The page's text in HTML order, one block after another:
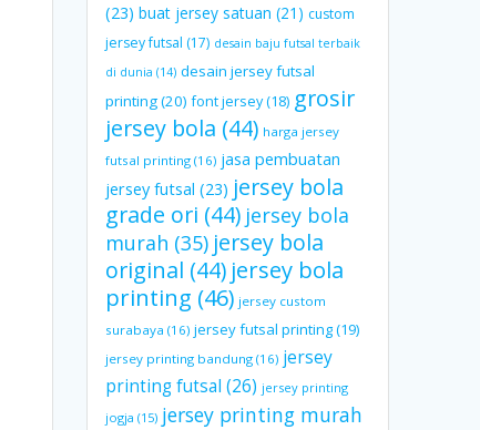
(23) buat jersey satuan (21) custom
jersey futsal (17) desain baju futsal terbaik
di dunia (14) desain jersey futsal
printing(20) font jersey(18) grosir
jersey bola (44) harga jersey
futsal printing (16) jasa pembuatan
jersey futsal (23) jersey bola
grade ori (44) jersey bola
murah (35) jersey bola
original (44) jersey bola
printing (46) jersey custom
surabaya (16) jersey futsal printing(19)
jersey printing bandung (16) jersey
printing futsal (26) jersey printing
jogja (15) jersey printing murah